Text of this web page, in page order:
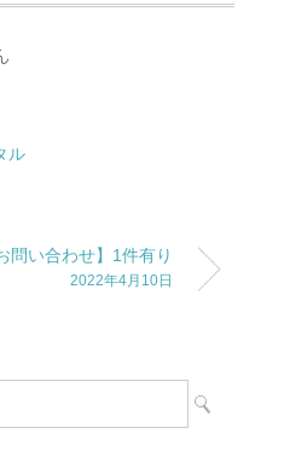
ル
問い合わせ】1件有り
2022年4月10日